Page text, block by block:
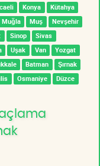
Konya
Kütahya
Muğla Muş
Nevşehir
Sinop
Sivas
Uşak Van
Yozgat
Batman
Şırnak
Osmaniye Düzce